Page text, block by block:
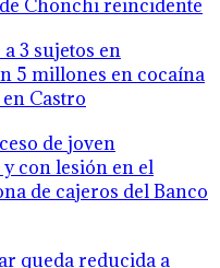
Chonchi reincidente
3 sujetos en
5 millones en cocaína
Castro
de joven
con lesión en el
de cajeros del Banco
queda reducida a